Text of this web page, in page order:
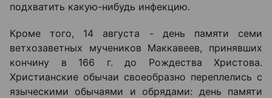
подхватить какую-нибудь инфекцию.
Кроме того, 14 августа - день памяти семи
ветхозаветных мучеников Маккавеев, принявших
кончину в 166 г. до Рождества Христова.
Христианские обычаи своеобразно переплелись с
языческими обычаями и обрядами: день памяти